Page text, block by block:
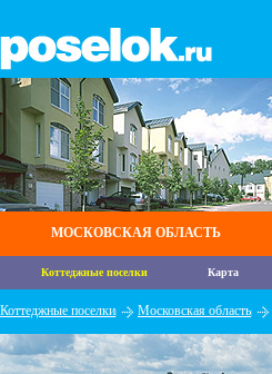
МОСКОВСКАЯ ОБЛАСТЬ
Коттеджные поселки Карта
Коттеджные поселки Московская область